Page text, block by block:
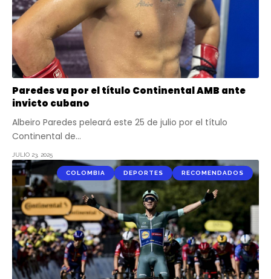
Paredes va por el título Continental AMB ante
invicto cubano
Albeiro Paredes peleará este 25 de julio por el título
Continental de…
JULIO 23, 2025
COLOMBIA DEPORTES RECOMENDADOS